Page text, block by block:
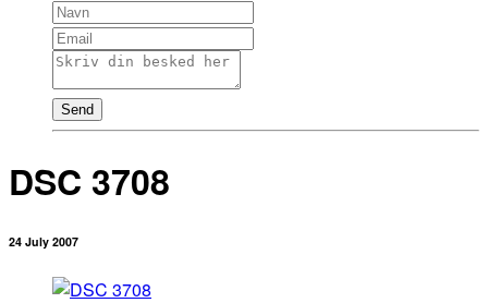
Send
DSC 3708
24 July 2007